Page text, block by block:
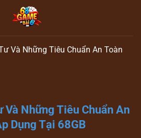
Và Những Tiêu Chuẩn An Toàn
Và Những Tiêu Chuẩn An
Dụng Tại 68GB